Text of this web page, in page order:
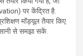
पर केंद्रित है.
मॉड्यूल तैयार किए
से समझा सकें.